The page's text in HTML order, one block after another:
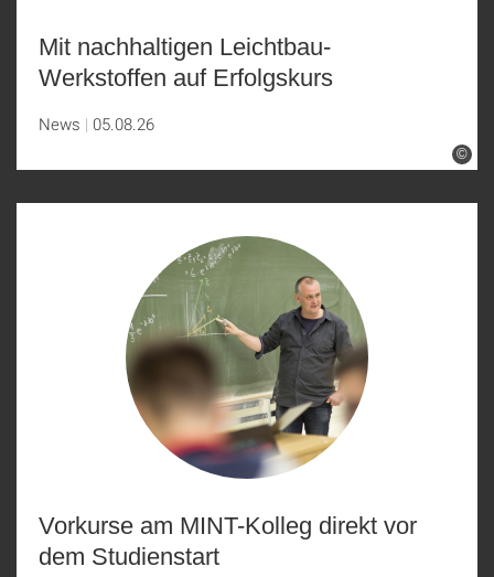
©
Mit nachhaltigen Leichtbau-
Werkstoffen auf Erfolgskurs
News 05.08.26
Vorkurse am MINT-Kolleg direkt vor
dem Studienstart